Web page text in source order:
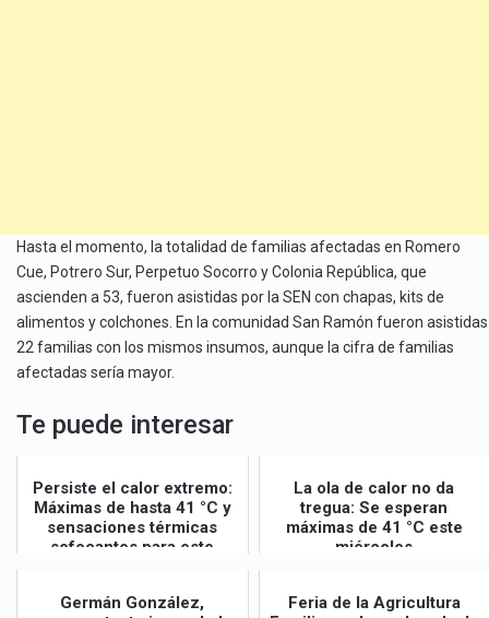
Hasta el momento, la totalidad de familias afectadas en Romero
Cue, Potrero Sur, Perpetuo Socorro y Colonia República, que
ascienden a 53, fueron asistidas por la SEN con chapas, kits de
alimentos y colchones. En la comunidad San Ramón fueron asistidas
22 familias con los mismos insumos, aunque la cifra de familias
afectadas sería mayor.
Te puede interesar
Persiste el calor extremo:
Máximas de hasta 41 °C y
sensaciones térmicas
sofocantes para este
La ola de calor no da
tregua: Se esperan
máximas de 41 °C este
miércoles
Germán González,
Feria de la Agricultura